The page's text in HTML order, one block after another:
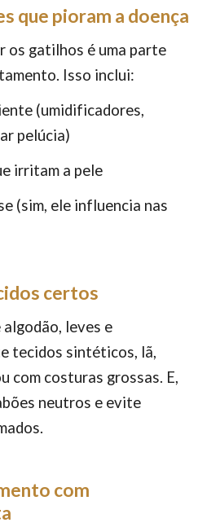
que pioram a doença
os gatilhos é uma parte
Isso inclui:
(umidificadores,
pelúcia)
irritam a pele
(sim, ele influencia nas
certos
algodão, leves e
tecidos sintéticos, lã,
com costuras grossas. E,
neutros e evite
com